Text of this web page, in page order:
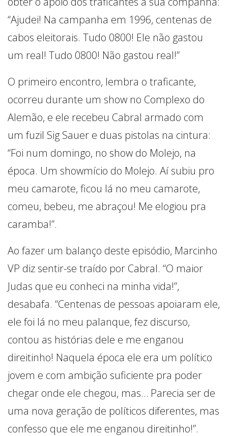
“Ajudei! Na campanha em 1996, centenas de
cabos eleitorais. Tudo 0800! Ele não gastou
um real! Tudo 0800! Não gastou real!”
O primeiro encontro, lembra o traficante,
ocorreu durante um show no Complexo do
Alemão, e ele recebeu Cabral armado com
um fuzil Sig Sauer e duas pistolas na cintura:
“Foi num domingo, no show do Molejo, na
época. Um showmício do Molejo. Aí subiu pro
meu camarote, ficou lá no meu camarote,
comeu, bebeu, me abraçou! Me elogiou pra
caramba!”.
Ao fazer um balanço deste episódio, Marcinho
VP diz sentir-se traído por Cabral. “O maior
Judas que eu conheci na minha vida!”,
desabafa. “Centenas de pessoas apoiaram ele,
ele foi lá no meu palanque, fez discurso,
contou as histórias dele e me enganou
direitinho! Naquela época ele era um político
jovem e com ambição suficiente pra poder
chegar onde ele chegou, mas… Parecia ser de
uma nova geração de políticos diferentes, mas
confesso que ele me enganou direitinho!”.